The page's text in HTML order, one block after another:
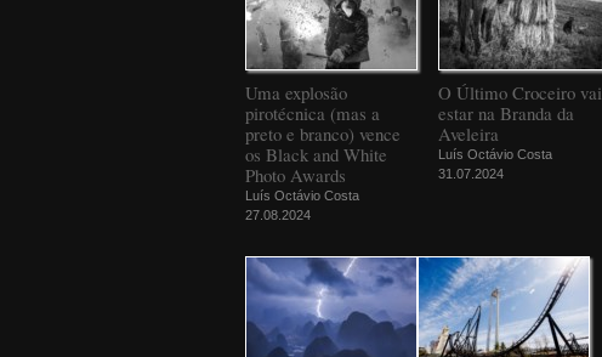
Uma explosão
pirotécnica (mas a
preto e branco) vence
os Black and White
Photo Awards
Luís Octávio Costa
27.08.2024
O Último Croceiro vai
estar na Branda da
Aveleira
Luís Octávio Costa
31.07.2024